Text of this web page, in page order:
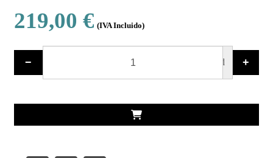
219,00 € (IVA Incluido)
− ud +